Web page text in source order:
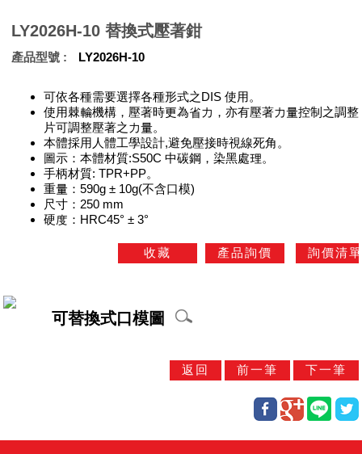
LY2026H-10 替換式壓著鉗
產品型號 LY2026H-10
可依各種需要選擇各種形式之DIS 使用。
使用棘輪機構，壓著時更為省力，亦有壓著力量控制之調整
片可調整壓著之力量。
本體採用人體工學設計,避免壓接時視線死角。
圖示：本體材質:S50C 中碳鋼，染黑處理。
手柄材質: TPR+PP。
重量：590g ± 10g(不含口模)
尺寸：250 mm
硬度：HRC45° ± 3°
可替換式口模圖